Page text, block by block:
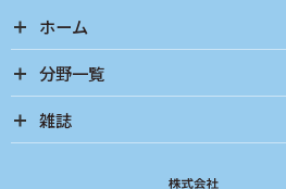
ホーム
分野一覧
雑誌